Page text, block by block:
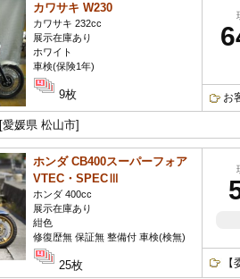
カワサキ W230
カワサキ 232cc
展示在庫あり
ホワイト
車検(保険1年)
9枚 お
[愛媛県 松山市]
ホンダ CB400スーパーフォア
VTEC・SPECⅢ
ホンダ 400cc
展示在庫あり
紺色
修復歴無 保証無 整備付 車検(検無)
25枚